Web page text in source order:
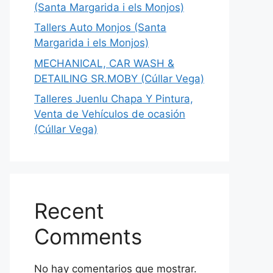
(Santa Margarida i els Monjos)
Tallers Auto Monjos (Santa
Margarida i els Monjos)
MECHANICAL, CAR WASH &
DETAILING SR.MOBY (Cúllar Vega)
Talleres Juenlu Chapa Y Pintura,
Venta de Vehículos de ocasión
(Cúllar Vega)
Recent
Comments
No hay comentarios que mostrar.